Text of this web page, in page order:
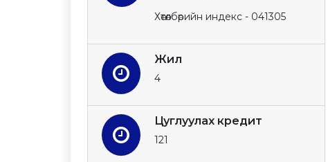
Хөтөлбөрийн индекс - 041305
Жил
4
Цуглуулах кредит
121